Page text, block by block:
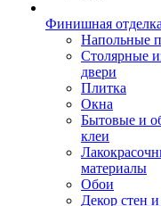
Финишная отделка
Напольные
Столярные
двери
Плитка
Окна
Бытовые и
клеи
материалы
Обои
Декор стен